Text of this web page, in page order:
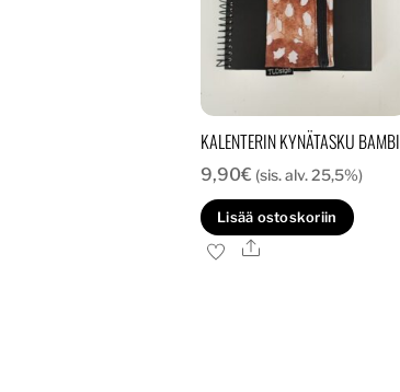
KALENTERIN KYNÄTASKU BAMBI
9,90€ (sis. alv. 25,5%)
Lisää ostoskoriin
Ale